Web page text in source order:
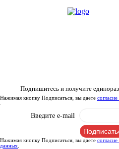
Подпишитесь и получите
Нажимая кнопку Подписаться, вы даете
Введите e-mail
Нажимая кнопку Подписаться, вы даете
данных